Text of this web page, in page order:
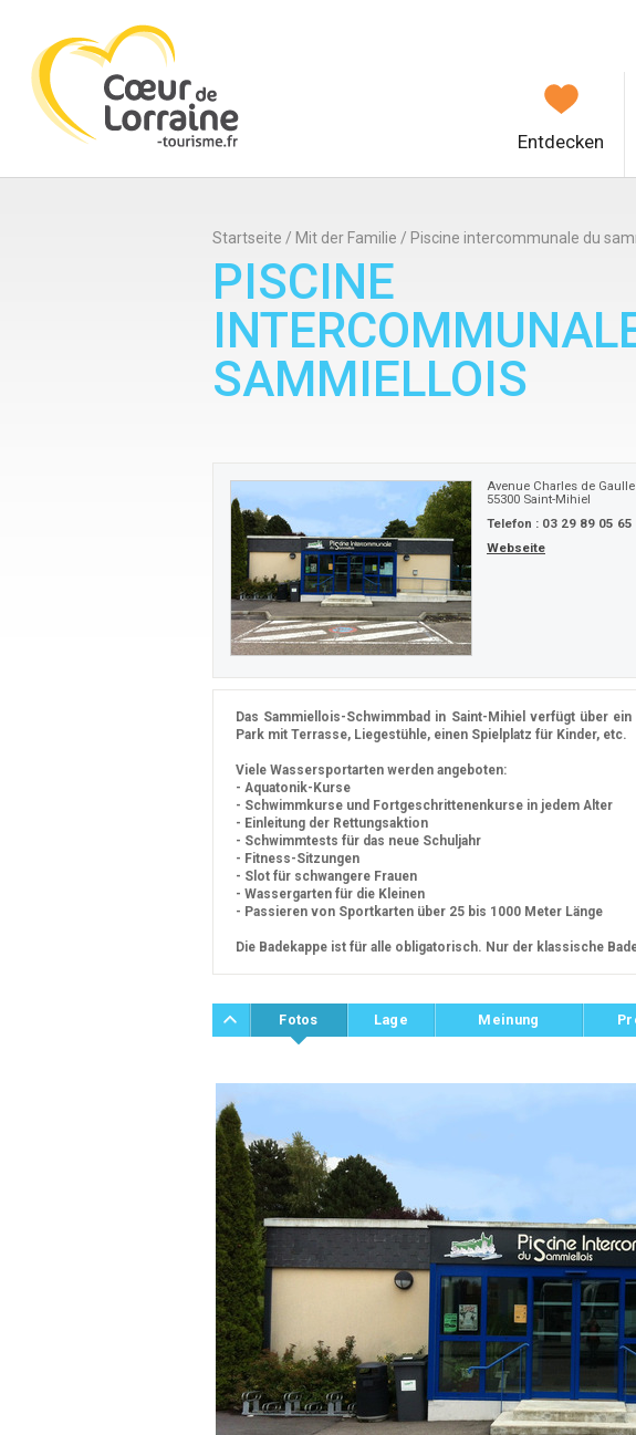
Entdecken
Startseite / Mit der Familie / Piscine intercommunale du
PISCINE
SAMMIELLOIS
Avenue Charles de Gaulle
55300 Saint-Mihiel
Telefon : 03 29 89 05 65
Webseite
Das Sammiellois-Schwimmbad in Saint-Mihiel verfügt über
Park mit Terrasse, Liegestühle, einen Spielplatz für Kinder, etc.
Viele Wassersportarten werden angeboten:
- Aquatonik-Kurse
- Schwimmkurse und Fortgeschrittenenkurse in jedem Alter
- Einleitung der Rettungsaktion
- Schwimmtests für das neue Schuljahr
- Fitness-Sitzungen
- Slot für schwangere Frauen
- Wassergarten für die Kleinen
- Passieren von Sportkarten über 25 bis 1000 Meter Länge
Die Badekappe ist für alle obligatorisch. Nur der klassische
Fotos Lage Meinung